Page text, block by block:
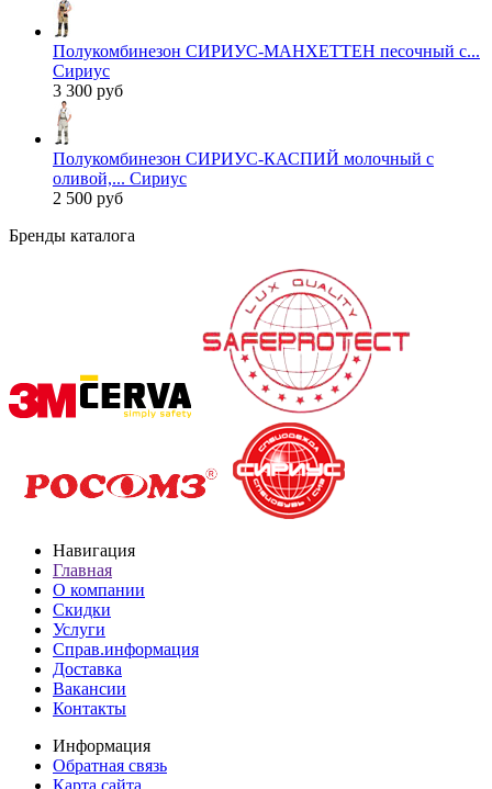
Полукомбинезон СИРИУС-МАНХЕТТЕН песочный с...
Сириус
3 300 руб
Полукомбинезон СИРИУС-КАСПИЙ молочный с
оливой,... Сириус
2 500 руб
Бренды каталога
Навигация
Главная
О компании
Скидки
Услуги
Справ.информация
Доставка
Вакансии
Контакты
Информация
Обратная связь
Карта сайта